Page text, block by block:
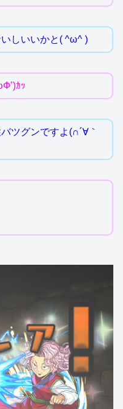
しいいかと( ^ω^ )
ｶｯ
ツグンですよ(∩´∀｀